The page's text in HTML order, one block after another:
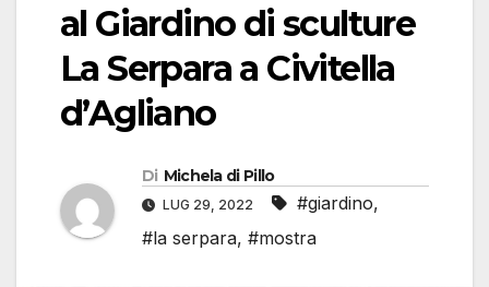
al Giardino di sculture
La Serpara a Civitella
d’Agliano
Di Michela di Pillo
LUG 29, 2022 #giardino,
#la serpara, #mostra